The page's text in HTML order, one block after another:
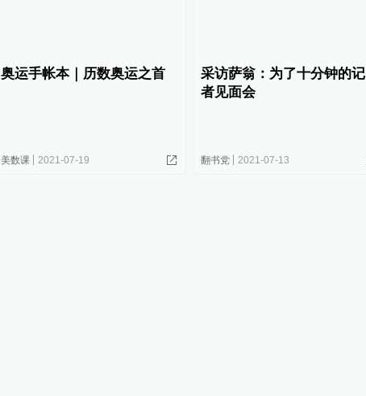
奥运手帐本｜历数奥运之首
美数课 2021-07-19
采访萨翁：为了十分钟的记
者见面会
翻书党 2021-07-13